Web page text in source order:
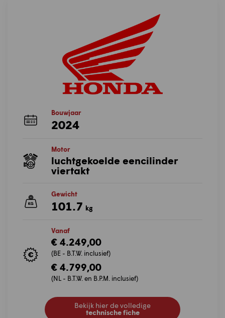
Bouwjaar
2024
Motor
luchtgekoelde eencilinder
viertakt
Gewicht
101.7 kg
Vanaf
€ 4.249,00
(BE - B.T.W. inclusief)
€ 4.799,00
(NL - B.T.W. en B.P.M. inclusief)
Bekijk hier de volledige
technische fiche